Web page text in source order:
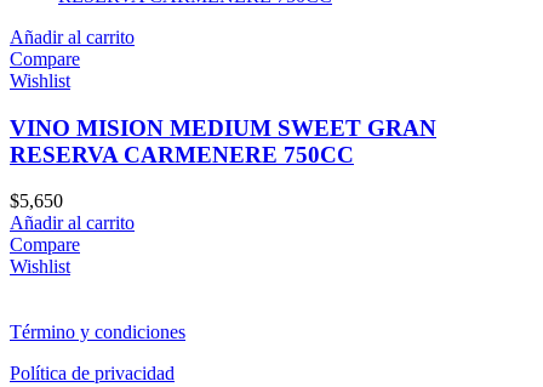
Añadir al carrito
Compare
Wishlist
VINO MISION MEDIUM SWEET GRAN
RESERVA CARMENERE 750CC
$5,650
Añadir al carrito
Compare
Wishlist
Término y condiciones
Política de privacidad